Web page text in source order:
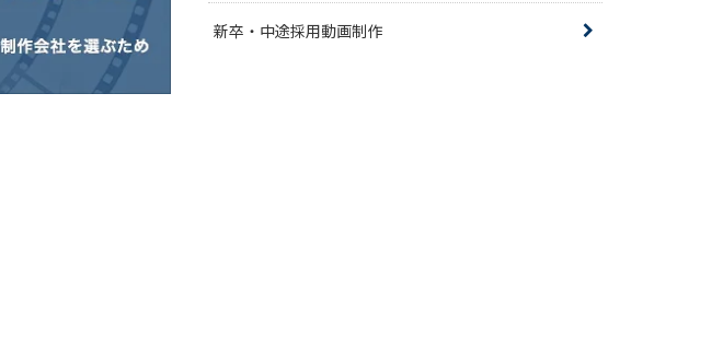
新卒・中途採用動画制作